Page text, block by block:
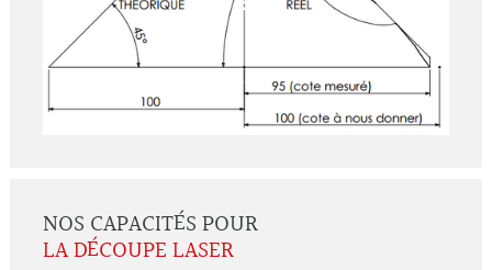
NOS CAPACITÉS POUR
LA DÉCOUPE LASER